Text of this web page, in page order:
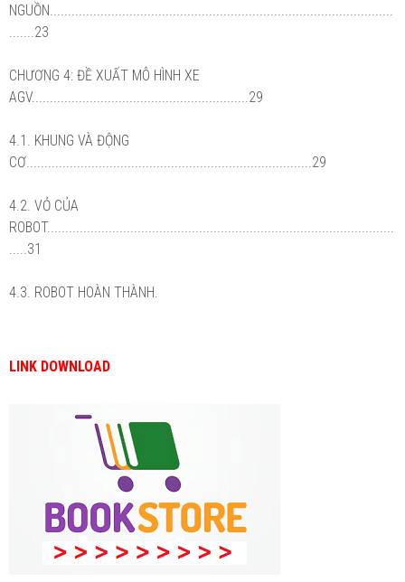
NGUỒN...............................................................................................
.......23
CHƯƠNG 4: ĐỀ XUẤT MÔ HÌNH XE
AGV............................................................29
4.1. KHUNG VÀ ĐỘNG
CƠ...............................................................................29
4.2. VỎ CỦA
ROBOT................................................................................................
.....31
4.3. ROBOT HOÀN THÀNH.
LINK DOWNLOAD